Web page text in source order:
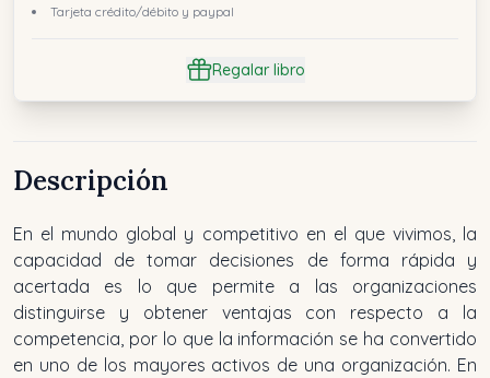
Tarjeta crédito/débito y paypal
Regalar libro
Descripción
En el mundo global y competitivo en el que vivimos, la
capacidad de tomar decisiones de forma rápida y
acertada es lo que permite a las organizaciones
distinguirse y obtener ventajas con respecto a la
competencia, por lo que la información se ha convertido
en uno de los mayores activos de una organización. En